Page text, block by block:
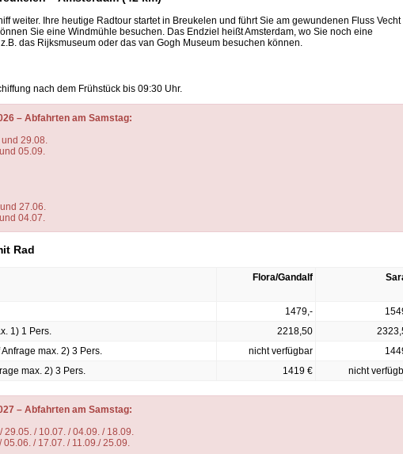
weiter. Ihre heutige Radtour startet in Breukelen und führt Sie am gewundenen Fluss Vecht
Sie eine Windmühle besuchen. Das Endziel heißt Amsterdam, wo Sie noch eine
das Rijksmuseum oder das van Gogh Museum besuchen können.
nach dem Frühstück bis 09:30 Uhr.
– Abfahrten am Samstag:
29.08.
05.09.
27.06.
04.07.
Rad
Flora/Gandalf
1479,-
1) 1 Pers.
2218,50
max. 2) 3 Pers.
nicht verfügbar
max. 2) 3 Pers.
1419 € nicht
– Abfahrten am Samstag:
/ 10.07. / 04.09. / 18.09.
/ 17.07. / 11.09./ 25.09.